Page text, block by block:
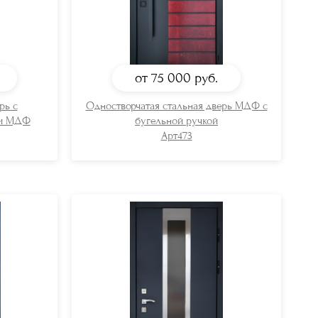
с
МДФ
от 75 000 руб.
Одностворчатая стальная дверь МДФ с
бугельной ручкой
Арт473